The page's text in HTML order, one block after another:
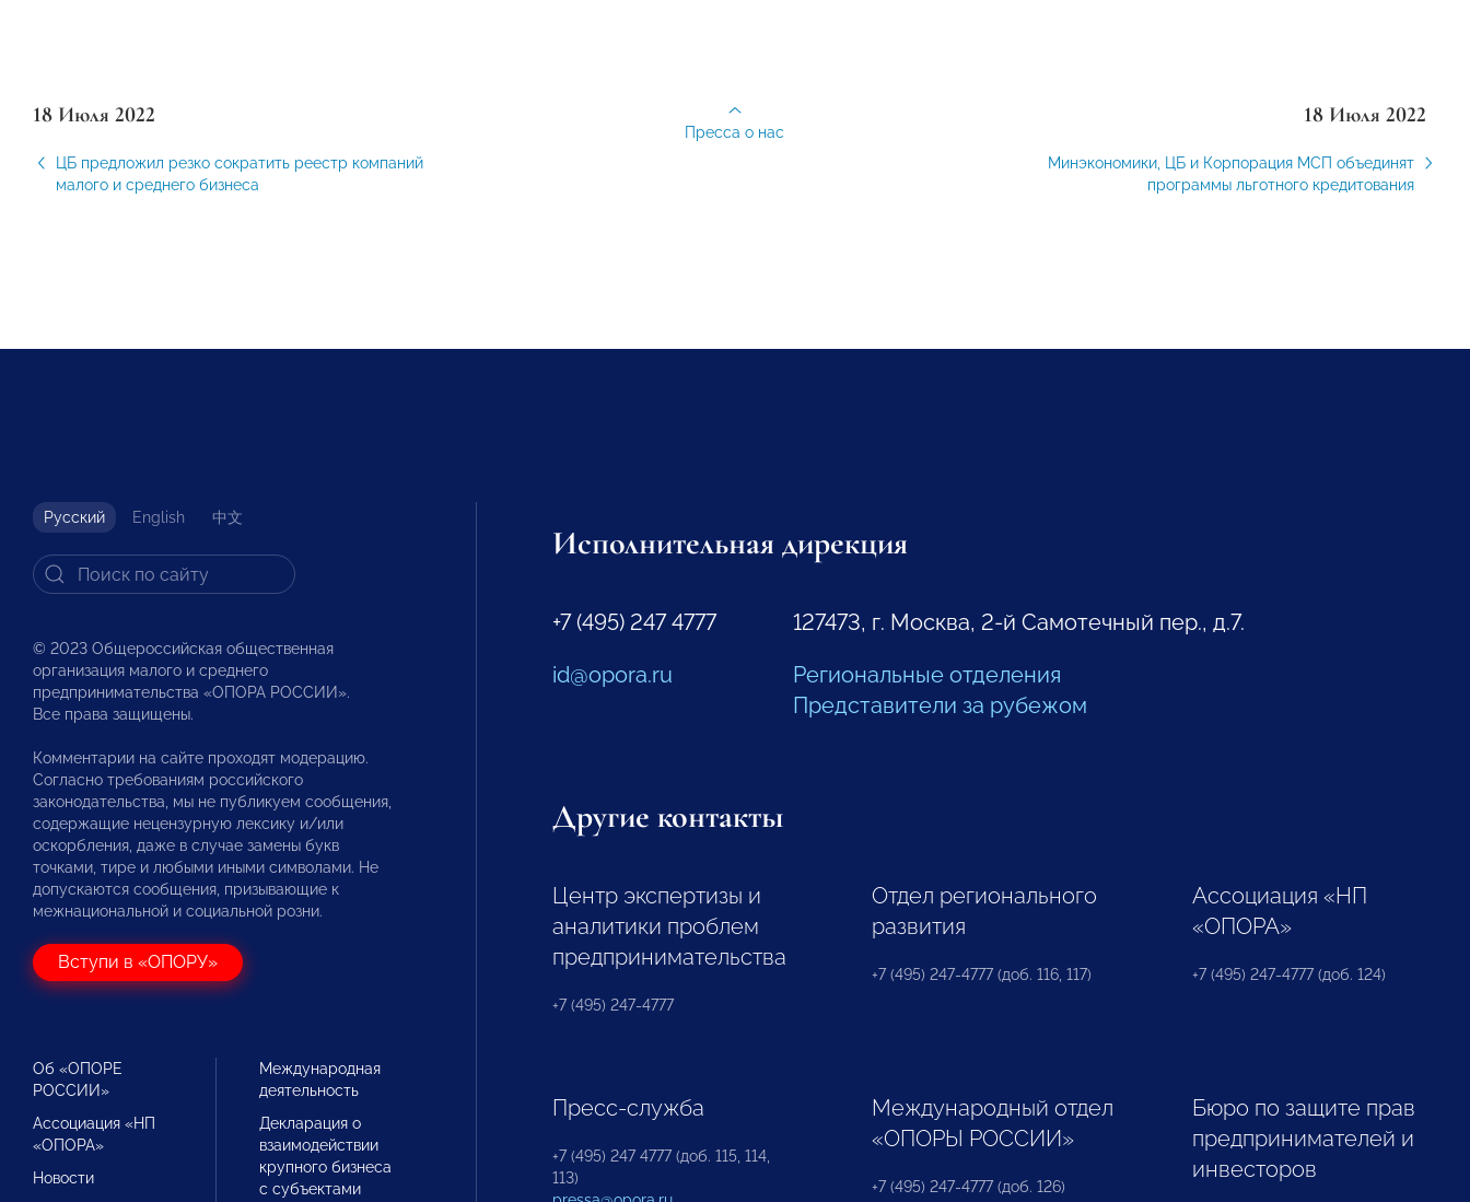
18 Июля 2022
ЦБ предложил резко сократить реестр компаний
малого и среднего бизнеса
18 Июля 2022
Минэкономики, ЦБ и Корпорация МСП объединят
программы льготного кредитования
Пресса о нас
Русский English 中文
© 2023 Общероссийская общественная
организация малого и среднего
предпринимательства «ОПОРА РОССИИ».
Все права защищены.
Комментарии на сайте проходят модерацию.
Согласно требованиям российского
законодательства, мы не публикуем сообщения,
содержащие нецензурную лексику и/или
оскорбления, даже в случае замены букв
точками, тире и любыми иными символами. Не
допускаются сообщения, призывающие к
межнациональной и социальной розни.
Вступи в «ОПОРУ»
Об «ОПОРЕ
РОССИИ»
Ассоциация «НП
«ОПОРА»
Новости
Международная
деятельность
Декларация о
взаимодействии
крупного бизнеса
с субъектами
Исполнительная дирекция
+7 (495) 247 4777
id@opora.ru
127473, г. Москва, 2-й Самотечный пер., д.7.
Региональные отделения
Представители за рубежом
Другие контакты
Центр экспертизы и
аналитики проблем
предпринимательства
+7 (495) 247-4777
Отдел регионального
развития
+7 (495) 247-4777 (доб. 116, 117)
Ассоциация «НП
«ОПОРА»
+7 (495) 247-4777 (доб. 124)
Пресс-служба
+7 (495) 247 4777 (доб. 115, 114,
113)
Международный отдел
«ОПОРЫ РОССИИ»
+7 (495) 247-4777 (доб. 126)
Бюро по защите прав
предпринимателей и
инвесторов